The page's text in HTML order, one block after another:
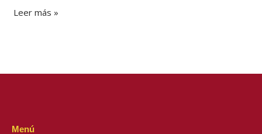
Leer más »
Menú